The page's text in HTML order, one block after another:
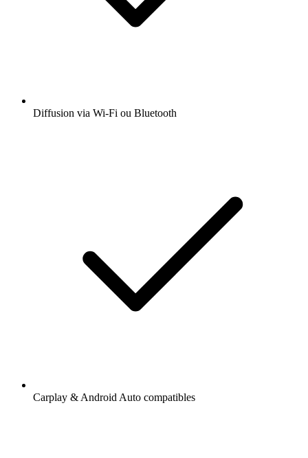
Diffusion via Wi-Fi ou Bluetooth
Carplay & Android Auto compatibles